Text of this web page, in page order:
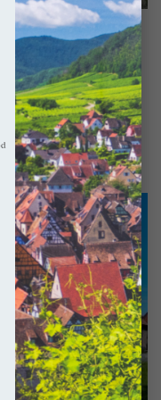
i mocno
i malownicze wzgórza
Czechy